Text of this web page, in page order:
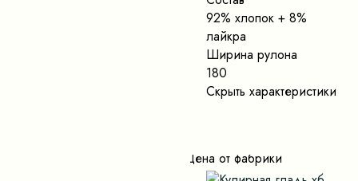
92% хлопок + 8%
лайкра
Ширина рулона
180
Скрыть характеристики
Цена от фабрики